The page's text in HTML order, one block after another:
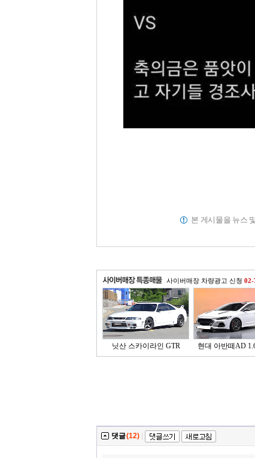
본 게시물을 뉴스
사이버매장 차량광고 신청 02-
닛산 스카이라인 GTR 현대 아반떼AD
댓글(12) |